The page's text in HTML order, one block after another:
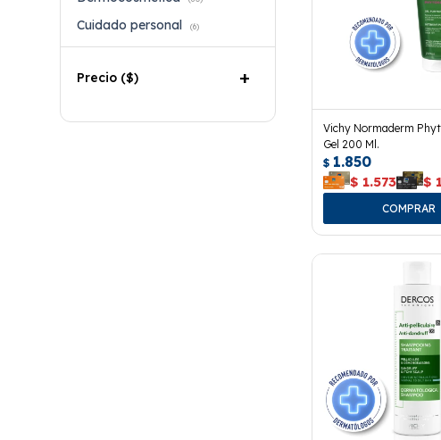
Vichy Normaderm
Gel 200 Ml.
$ 1.850
$ 1.573 $
Cuidado personal (6)
Precio ($)